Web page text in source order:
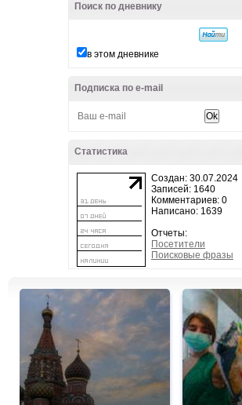
Поиск по дневнику
в этом дневнике
Подписка по e-mail
Статистика
Создан: 30.07.2024
Записей: 1640
Комментариев: 0
Написано: 1639
Отчеты:
Посетители
Поисковые фразы